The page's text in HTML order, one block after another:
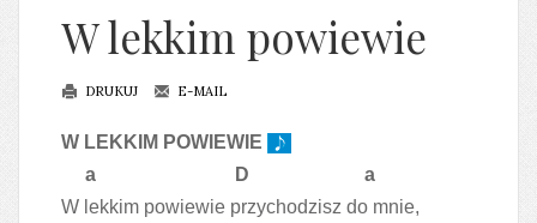
W lekkim powiewie
DRUKUJ E-MAIL
W LEKKIM POWIEWIE
a D a
W lekkim powiewie przychodzisz do mnie,